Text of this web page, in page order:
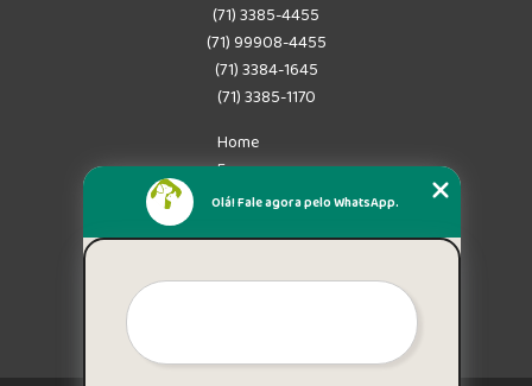
(71) 3385-4455
(71) 99908-4455
(71) 3384-1645
(71) 3385-1170
Home
Empresa
Missão
Mapa do site
Olá! Fale agora pelo WhatsApp.